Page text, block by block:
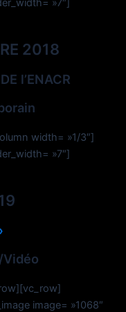
2018
l’ENACR
width= »1/3″]
»7″]
image= »1068″